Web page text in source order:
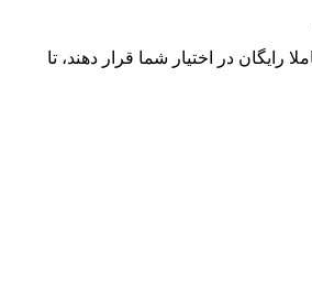
در اختیار شما قرار دهند، تا